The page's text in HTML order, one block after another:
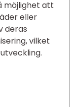
möjlighet att
eller
deras
vilket